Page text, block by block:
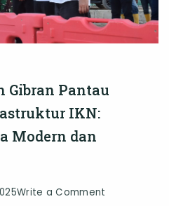
Gibran Pantau
IKN:
Modern dan
Write a Comment